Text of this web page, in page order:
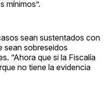
mínimos”.
sean sustentados con
sean sobreseidos
“Ahora que si la Fiscalía
no tiene la evidencia